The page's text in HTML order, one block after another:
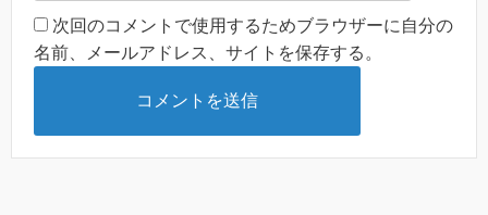
次回のコメントで使用するためブラウザーに自分の
名前、メールアドレス、サイトを保存する。